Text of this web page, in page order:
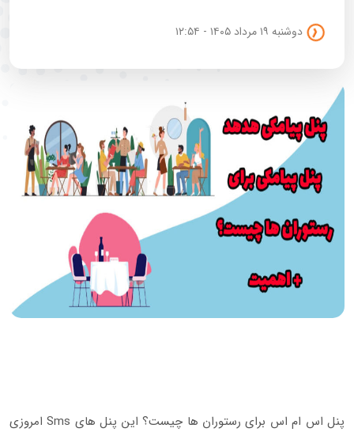
دوشنبه ۱۹ مرداد ۱۴۰۵ - ۱۲:۵۴
پنل اس ام اس برای رستوران ها چیست؟ این پنل های Sms امروزی